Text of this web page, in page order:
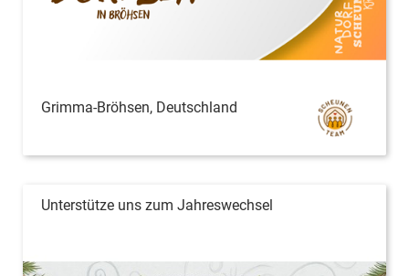
Grimma-Bröhsen, Deutschland
Unterstütze uns zum Jahreswechsel